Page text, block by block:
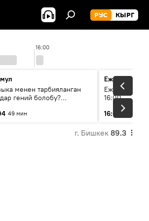
РУС КЫРГ
16:00
менен тарбияланган
гений болобу?
орду
49 мин
Ежедневные
Ежедневные
16:00
16:01
3 мин
г. Бишкек 89.3